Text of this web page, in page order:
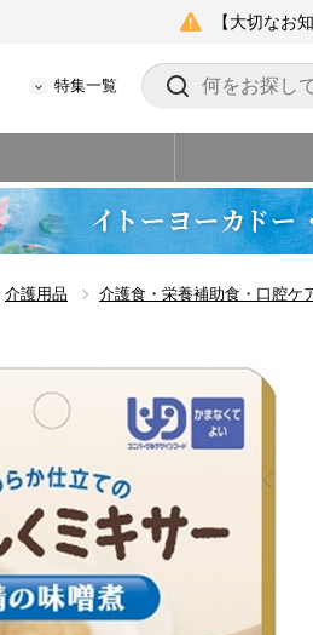
【大切なお
特集一覧
介護用品 介護食・栄養補助食・口腔ケ